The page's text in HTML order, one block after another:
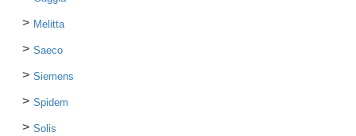
Melitta
Saeco
Siemens
Spidem
Solis